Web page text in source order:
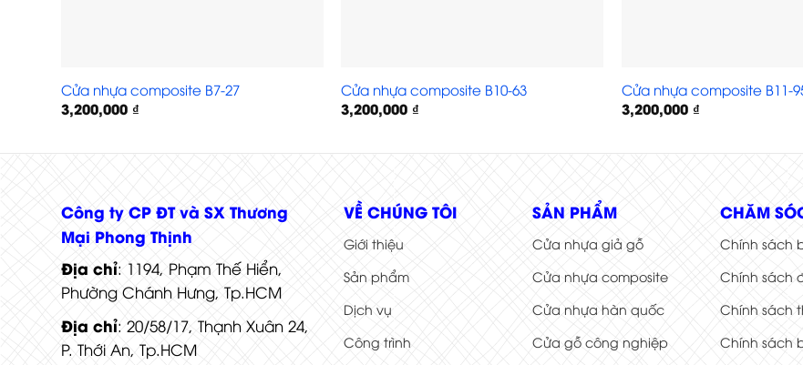
Cửa nhựa composite B7-27
3,200,000 ₫
Cửa nhựa composite B10-63
3,200,000 ₫
Cửa nhựa composite B11-
3,200,000 ₫
Công ty CP ĐT và SX Thương
Mại Phong Thịnh
Địa chỉ: 1194, Phạm Thế Hiển,
Phường Chánh Hưng, Tp.HCM
Địa chỉ: 20/58/17, Thạnh Xuân 24,
P. Thới An, Tp.HCM
VỀ CHÚNG TÔI
Giới thiệu
Sản phẩm
Dịch vụ
Công trình
SẢN PHẨM
Cửa nhựa giả gỗ
Cửa nhựa composite
Cửa nhựa hàn quốc
Cửa gỗ công nghiệp
CHĂM
Chính sách
Chính sách
Chính sách
Chính sách